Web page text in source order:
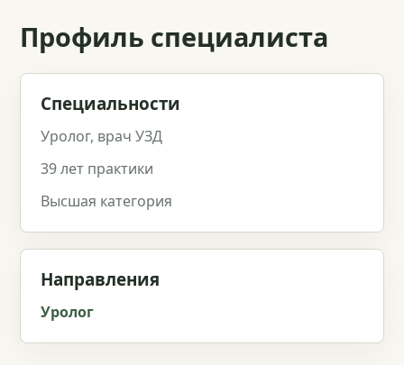
Профиль специалиста
Специальности
Уролог, врач УЗД
39 лет практики
Высшая категория
Направления
Уролог